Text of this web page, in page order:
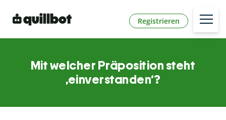
Registrieren
Mit welcher Präposition steht
‚einverstanden‘?